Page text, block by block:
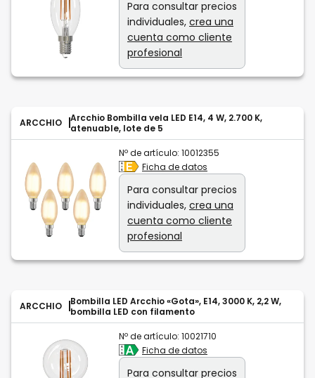
Para consultar precios
individuales, crea una
cuenta como cliente
profesional
ARCCHIO
Arcchio Bombilla vela LED E14, 4 W, 2.700 K,
atenuable, lote de 5
Nº de artículo: 10012355
Ficha de datos
Para consultar precios
individuales, crea una
cuenta como cliente
profesional
ARCCHIO
Bombilla LED Arcchio «Gota», E14, 3000 K, 2,2 W,
bombilla LED con filamento
Nº de artículo: 10021710
Ficha de datos
Para consultar precios